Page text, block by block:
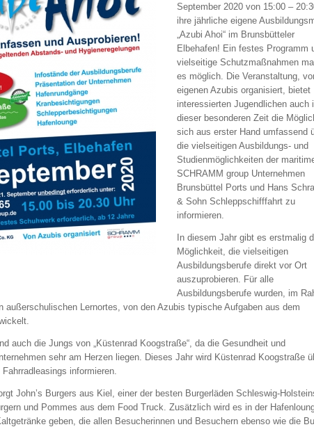
September 2020 von 15:00 –
ihre jährliche eigene
„Azubi Ahoi“ im Brunsbütteler
Elbehafen! Ein festes Programm
vielseitige Schutzmaßnahmen
es möglich. Die Veranstaltung,
eigenen Azubis organisiert, bietet
interessierten Jugendlichen auch
dieser besonderen Zeit die
sich aus erster Hand umfassend
die vielseitigen Ausbildungs- und
Studienmöglichkeiten der
SCHRAMM group Unternehmen
Brunsbüttel Ports und Hans
& Sohn Schleppschifffahrt zu
informieren.
In diesem Jahr gibt es erstmalig
Möglichkeit, die vielseitigen
Ausbildungsberufe direkt vor Ort
auszuprobieren. Für alle
Ausbildungsberufe wurden, im
außerschulischen Lernortes, von den Azubis typische Aufgaben aus dem
auch die Jungs von „Küstenrad Koogstraße“, da die Gesundheit und
sehr am Herzen liegen. Dieses Jahr wird Küstenrad Koogstraße
informieren.
John’s Burgers aus Kiel, einer der besten Burgerläden Schleswig-
und Pommes aus dem Food Truck. Zusätzlich wird es in der
geben, die allen Besucherinnen und Besuchern ebenso wie die